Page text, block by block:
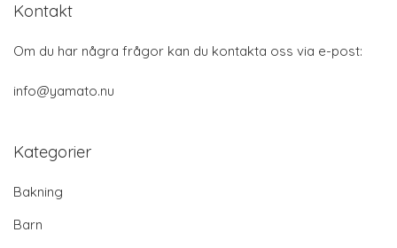
Kontakt
Om du har några frågor kan du kontakta oss via e-post:
info@yamato.nu
Kategorier
Bakning
Barn